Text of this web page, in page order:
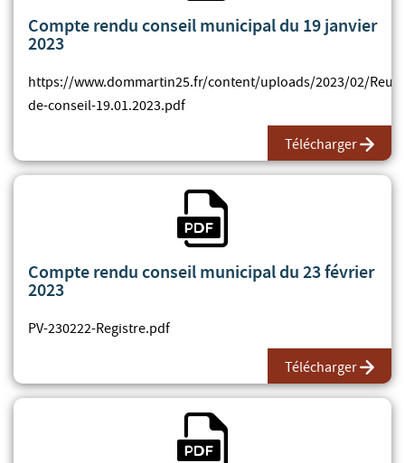
Compte rendu conseil municipal du 19 janvier
2023
https://www.dommartin25.fr/content/uploads/2023/02/
de-conseil-19.01.2023.pdf
Télécharger
Compte rendu conseil municipal du 23 février
2023
PV-230222-Registre.pdf
Télécharger